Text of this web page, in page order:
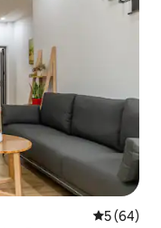
5 (64)